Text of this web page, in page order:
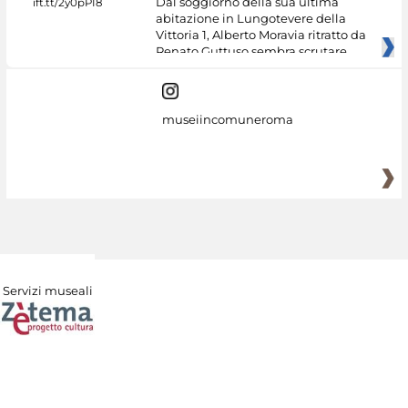
abitazione in Lungotevere della
Vittoria 1, Alberto Moravia ritratto da
Renato Guttuso sembra scrutare
museiincomuneroma
Servizi museali